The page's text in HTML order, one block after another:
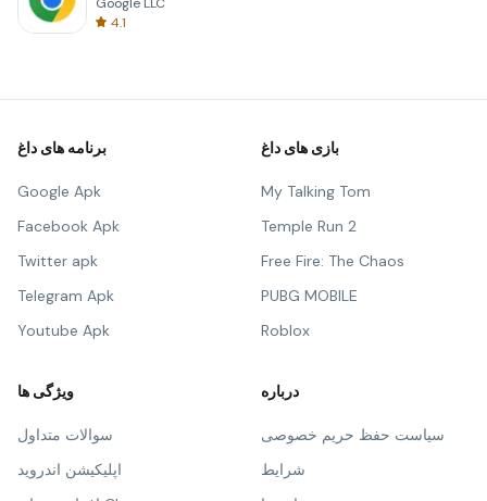
4.1
برنامه های داغ
Google Apk
Facebook Apk
Twitter apk
Telegram Apk
Youtube Apk
بازی های داغ
My Talking Tom
Temple Run 2
Free Fire: The Chaos
PUBG MOBILE
Roblox
ویژگی ها
سوالات متداول
اپلیکیشن اندروید
درباره
سیاست حفظ حریم خصوصی
شرایط